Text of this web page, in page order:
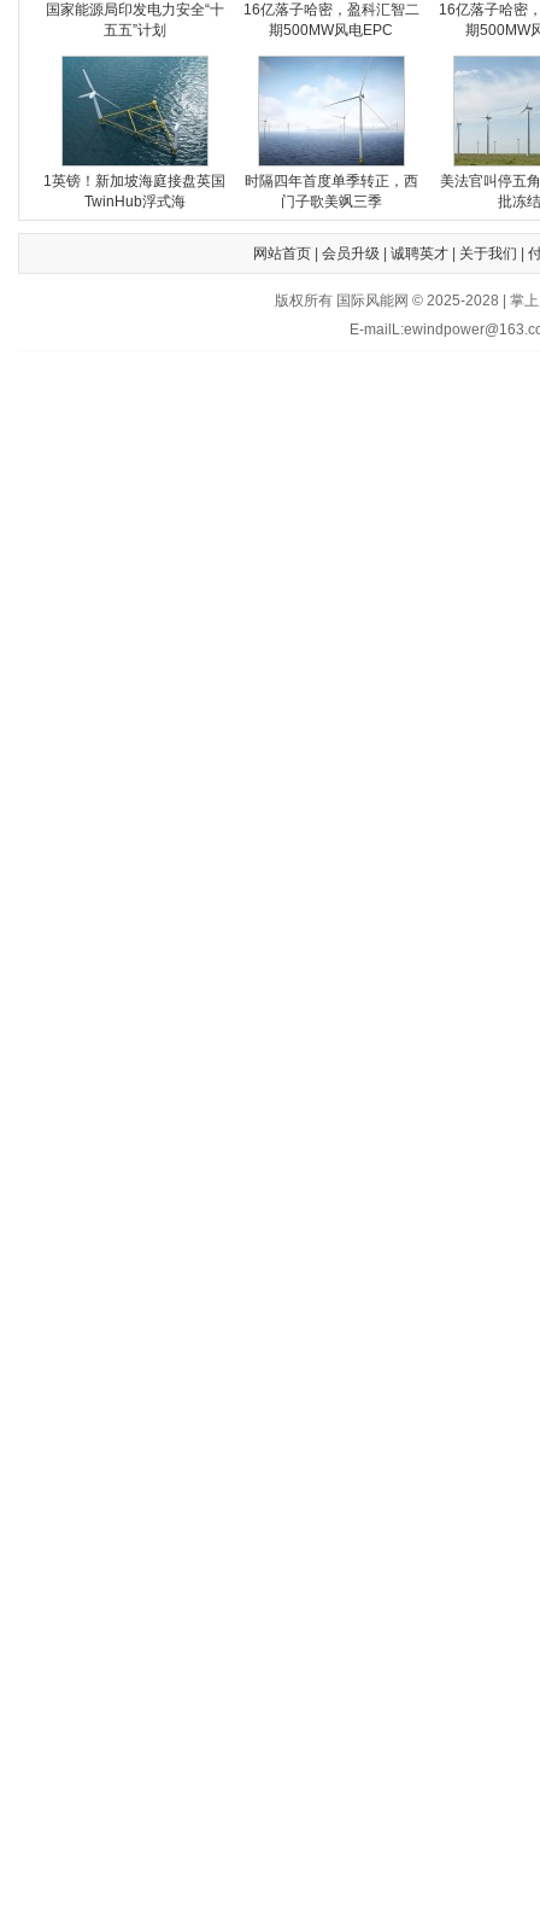
国家能源局印发电力安全“十
五五”计划
16亿落子哈密，盈科汇智二
期500MW风电EPC
16亿落子哈密
期500MW
1英镑！新加坡海庭接盘英国
TwinHub浮式海
时隔四年首度单季转正，西
门子歌美飒三季
美法官叫停五
批冻
网站首页| 会员升级 诚聘英才| 关于我们
版权所有 国际风能网 © 2025-2028 | 掌
E-